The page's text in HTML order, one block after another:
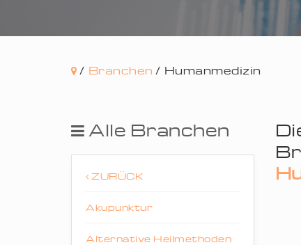
/ Branchen / Humanmedizin
Alle Branchen
ZURÜCK
Akupunktur
Alternative Heilmethoden